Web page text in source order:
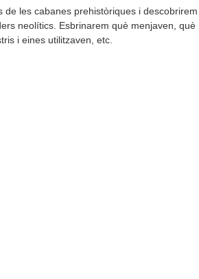
de les cabanes prehistòriques i
neolítics. Esbrinarem què menjaven, què
i eines utilitzaven, etc.